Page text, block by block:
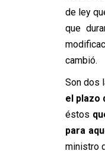
de ley
que
cambió.
Son dos
el plazo
éstos
para
ministro